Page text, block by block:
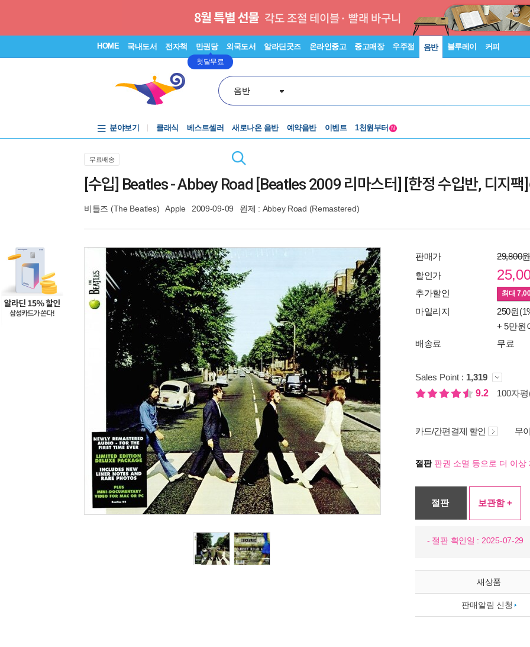
HOME 국내도서 전자책 만권당
첫달무료
외국도서 알라딘굿즈 온라인중고 중고매장 우주점 음반 블루레이 커피
음반
분야보기 클래식 베스트셀러 새로나온 음반 예약음반 이벤트
1천원부터
N
무료배송
[수입] Beatles - Abbey Road [Beatles 2009 리마스터] [한정 수입반, 디지팩]
비틀즈 (The Beatles) Apple 2009-09-09 원제 : Abbey Road (Remastered)
판매가
29,800원
할인가
추가할인 최대
마일리지
250원
+ 5만원
배송료
무료
Sales Point : 1,319
9.2
100자
카드/간편결제 할인 무
절판판권 소멸 등으로 더 이상
절판 보관함 +
- 절판 확인일 : 2025-07-29
새상품
판매알림 신청